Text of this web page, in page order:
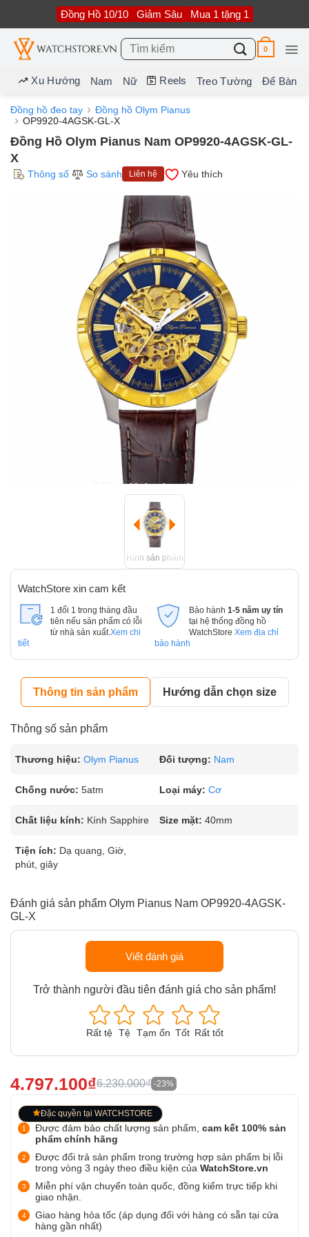
nội
dung
Đồng Hồ 10/10 Giảm Sâu Mua 1 tặng 1
Tìm
kiếm:
0
Xu Hướng Nam Nữ Reels Treo Tường Để Bàn
Đồng hồ đeo tay
Đồng hồ Olym Pianus
OP9920-4AGSK-GL-X
Đồng Hồ Olym Pianus Nam OP9920-4AGSK-GL-
X
Thông số So sánh Liên hệ Yêu thích
Hình sản phẩm
WatchStore xin cam kết
1 đổi 1 trong tháng đầu
tiên nếu sản phẩm có lỗi
từ nhà sản xuất. Xem chi
tiết
Bảo hành 1-5 năm uy tín
tại hệ thống đồng hồ
WatchStore Xem địa chỉ
bảo hành
Thông tin sản phẩm Hướng dẫn chọn size
Thông số sản phẩm
Thương hiệu: Olym Pianus Đối tượng: Nam
Chống nước: 5atm Loại máy: Cơ
Chất liệu kính: Kính Sapphire Size mặt: 40mm
Tiện ích: Dạ quang, Giờ,
phút, giây
Đánh giá sản phẩm Olym Pianus Nam OP9920-4AGSK-
GL-X
Viết đánh giá
Trở thành người đầu tiên đánh giá cho sản phẩm!
Rất tệ Tệ Tạm ổn Tốt Rất tốt
4.797.100₫6.230.000₫ -23%
Đặc quyền tại WATCHSTORE
Được đảm bảo chất lượng sản phẩm, cam kết 100% sản
phẩm chính hãng
Được đổi trả sản phẩm trong trường hợp sản phẩm bị lỗi
trong vòng 3 ngày theo điều kiện của WatchStore.vn
Miễn phí vận chuyển toàn quốc, đồng kiểm trực tiếp khi
giao nhận.
Giao hàng hỏa tốc (áp dụng đối với hàng có sẵn tại cửa
hàng gần nhất)